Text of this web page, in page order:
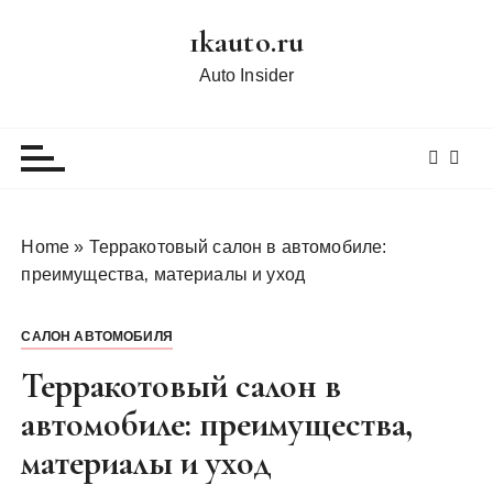
1kauto.ru
Auto Insider
Home » Терракотовый салон в автомобиле:
преимущества‚ материалы и уход
САЛОН АВТОМОБИЛЯ
Терракотовый салон в
автомобиле: преимущества‚
материалы и уход